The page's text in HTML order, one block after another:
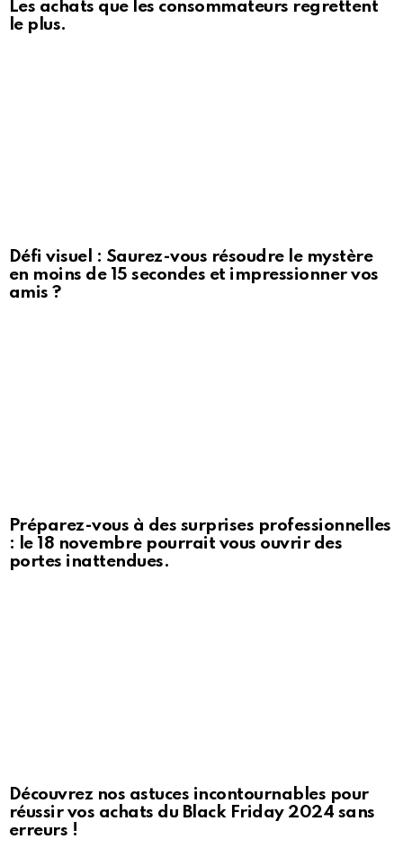
Les achats que les consommateurs regrettent
le plus.
Défi visuel : Saurez-vous résoudre le mystère
en moins de 15 secondes et impressionner vos
amis ?
Préparez-vous à des surprises professionnelles
: le 18 novembre pourrait vous ouvrir des
portes inattendues.
Découvrez nos astuces incontournables pour
réussir vos achats du Black Friday 2024 sans
erreurs !